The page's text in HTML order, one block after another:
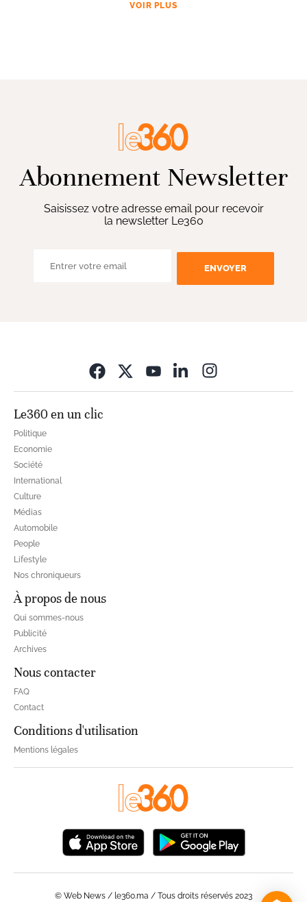
VOIR PLUS
Abonnement Newsletter
Saisissez votre adresse email pour recevoir
la newsletter Le360
ENVOYER
Le360 en un clic
Politique
Economie
Société
International
Culture
Médias
Automobile
People
Lifestyle
Nos chroniqueurs
À propos de nous
Qui sommes-nous
Publicité
Archives
Nous contacter
FAQ
Contact
Conditions d'utilisation
Mentions légales
© Web News / le360.ma / Tous droits réservés 2023